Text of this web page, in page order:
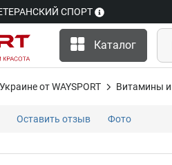
СПОРТ
Каталог
от WAYSPORT Витамины
Оставить отзыв Фото